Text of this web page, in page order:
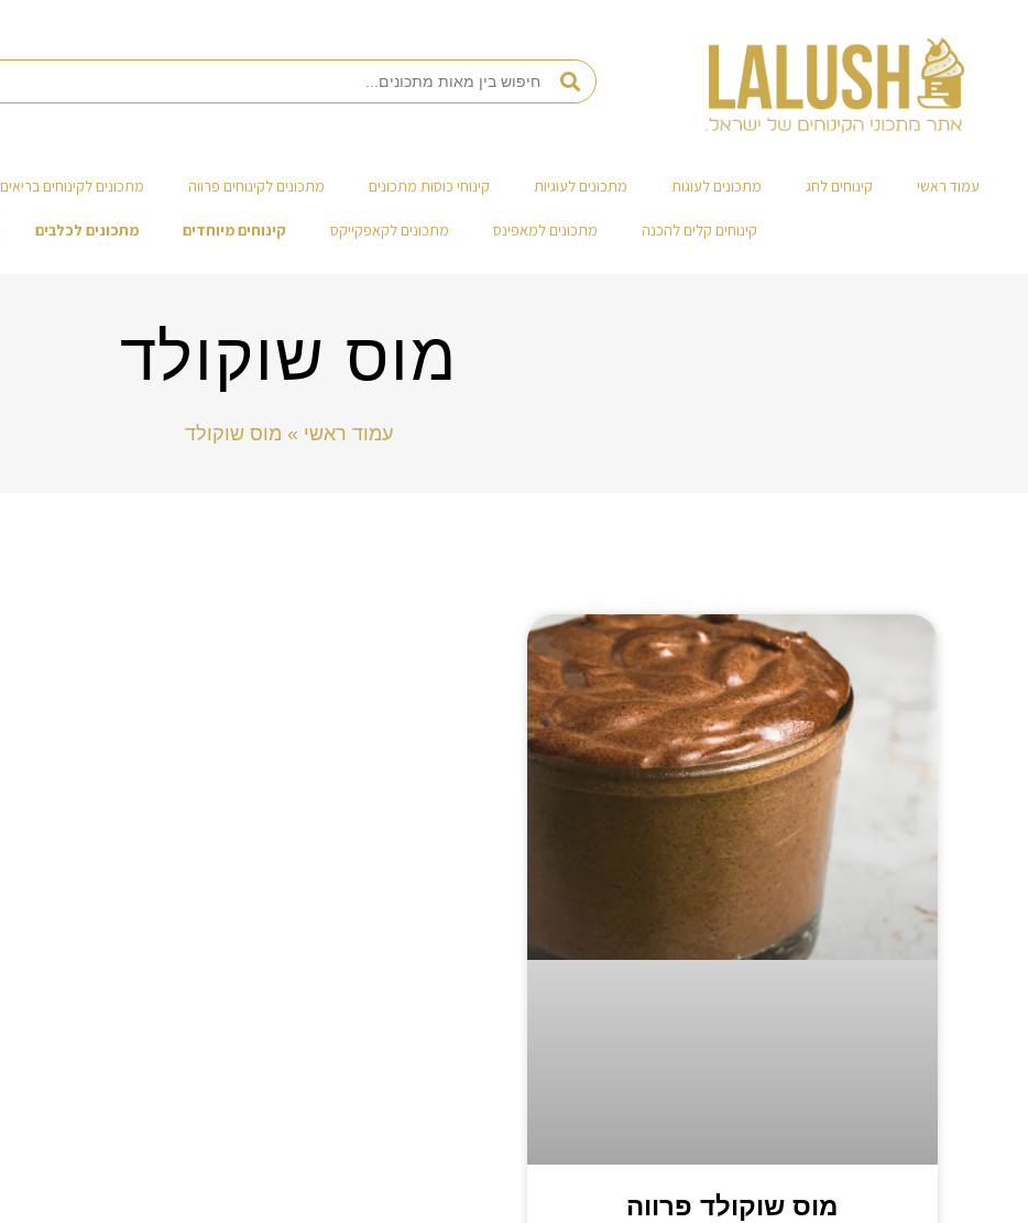
עמוד ראשי קינוחים לחג מתכונים לעוגות מתכונים לעוגיות קינוחי כוסות מתכונים מתכונים לקינוחים פרווה מתכונים לקינוחים בריאים
קינוחים קלים להכנה מתכונים למאפינס מתכונים לקאפקייקס קינוחים מיוחדים מתכונים לכלבים
מוס שוקולד
עמוד ראשי » מוס שוקולד
מוס שוקולד פרווה